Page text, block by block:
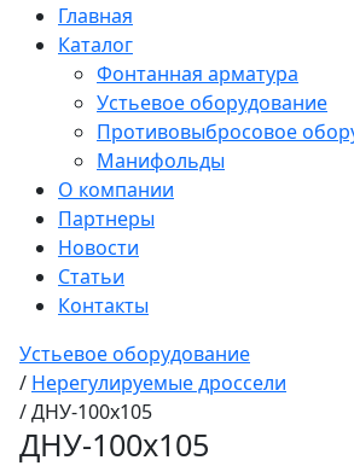
Главная
Каталог
Фонтанная арматура
Устьевое оборудование
Противовыбросовое
Манифольды
О компании
Партнеры
Новости
Статьи
Контакты
Устьевое оборудование
/ Нерегулируемые дроссели
/ДНУ-100х105
ДНУ-100х105